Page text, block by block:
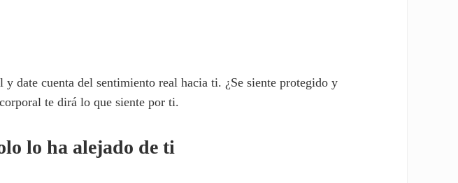
date cuenta del sentimiento real hacia ti. ¿Se siente protegido y
te dirá lo que siente por ti.
lo ha alejado de ti